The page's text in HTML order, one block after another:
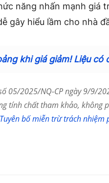
năng nhấn mạnh giá
gây hiểu lầm cho nhà
khi giá giảm! Liệu
05/2025/NQ-CP ngày 9/9/
tính chất tham khảo, không
Tuyên bố miễn trừ trách nhiệm